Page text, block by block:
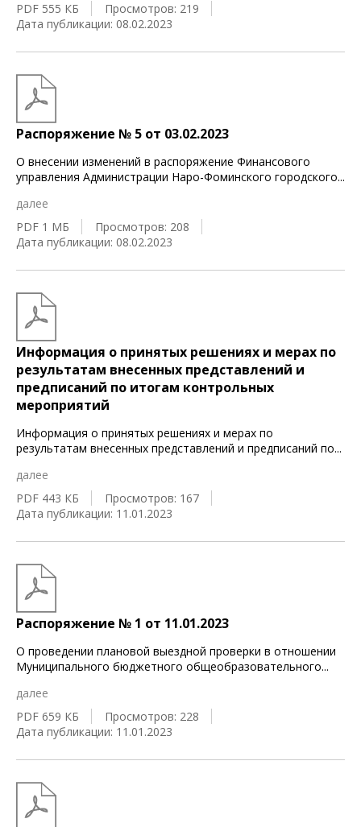
PDF 555 КБ
Просмотров: 219
Дата публикации: 08.02.2023
Распоряжение № 5 от 03.02.2023
О внесении изменений в распоряжение Финансового
управления Администрации Наро-Фоминского городского...
далее
PDF 1 МБ
Просмотров: 208
Дата публикации: 08.02.2023
Информация о принятых решениях и мерах по
результатам внесенных представлений и
предписаний по итогам контрольных
мероприятий
Информация о принятых решениях и мерах по
результатам внесенных представлений и предписаний по...
далее
PDF 443 КБ
Просмотров: 167
Дата публикации: 11.01.2023
Распоряжение № 1 от 11.01.2023
О проведении плановой выездной проверки в отношении
Муниципального бюджетного общеобразовательного...
далее
PDF 659 КБ
Просмотров: 228
Дата публикации: 11.01.2023